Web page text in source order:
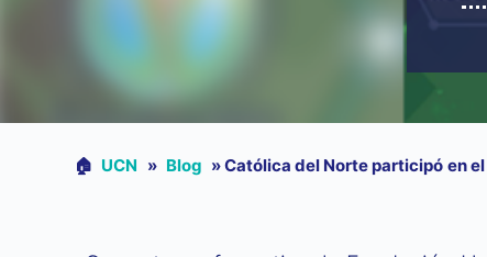
🏠︎ UCN » Blog »Católica del Norte participó en